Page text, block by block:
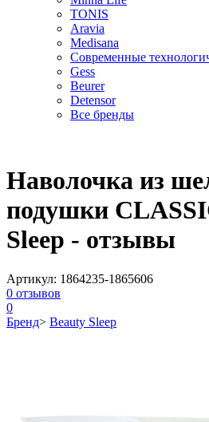
TONIS
Aravia
Medisana
Современные
Gess
Beurer
Detensor
Все бренды
Наволочка из
подушки
Sleep - отзывы
Артикул: 1864235-1865606
0 отзывов
0
Бренд> Beauty Sleep